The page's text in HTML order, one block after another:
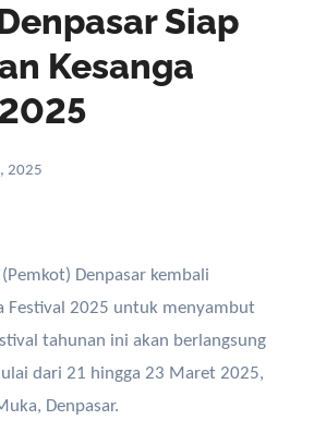
Siap
Kesanga
2025
Festival 2025 untuk menyambut
tahunan ini akan berlangsung
dari 21 hingga 23 Maret 2025,
Denpasar.